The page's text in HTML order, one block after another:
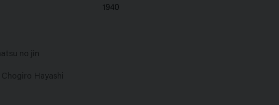
1940
no jin
Chogiro Hayashi